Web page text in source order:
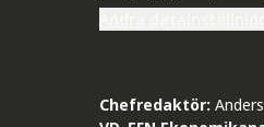
Chefredaktör: